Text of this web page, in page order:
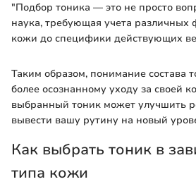
"Подбор тоника — это не просто
наука, требующая учета различных
кожи до специфики действующих
Таким образом, понимание состава
более осознанному уходу за своей
выбранный тоник может улучшить
вывести вашу рутину на новый
Как выбрать тоник в
типа кожи